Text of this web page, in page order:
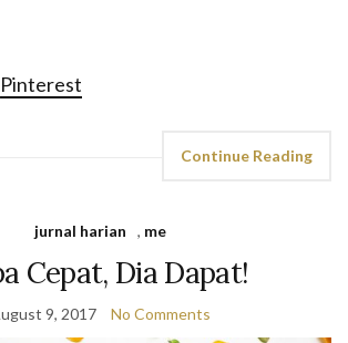
Pinterest
Continue Reading
jurnal harian , me
Cepat, Dia Dapat!
9, 2017 No Comments